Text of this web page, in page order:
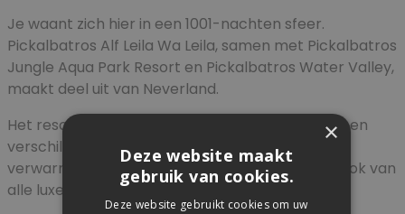
Je waant zich hier in een 1001-nachten sfeer.
Pickalbatros Alf Leila Wa Leila, samen met Pickalbatros
Jungle Aqua Park Resort en Pickalbatros Water Valley,
maakt deel uit van Neverland.
Het resort biedt een aquapark, talloze glijbanen en
verschillende zwembaden. Niet alleen in de fijne
verwarmde zwembaden is het genieten, maar ook van
alle luxe en comfortabele faciliteiten.
×
Deze website maakt
gebruik van cookies.
Deze website gebruikt cookies om uw